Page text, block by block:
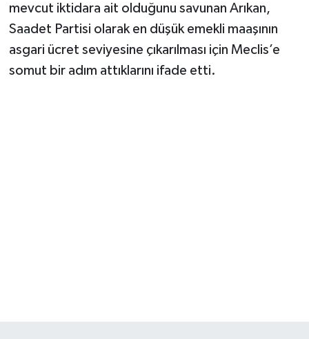
mevcut iktidara ait olduğunu savunan Arıkan,
Saadet Partisi olarak en düşük emekli maaşının
asgari ücret seviyesine çıkarılması için Meclis’e
somut bir adım attıklarını ifade etti.